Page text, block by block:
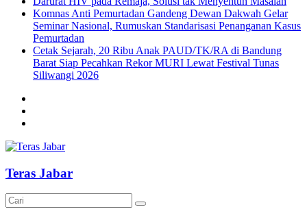
Komnas Anti Pemurtadan Gandeng Dewan Dakwah Gelar
Seminar Nasional, Rumuskan Standarisasi Penanganan Kasus
Pemurtadan
Cetak Sejarah, 20 Ribu Anak PAUD/TK/RA di Bandung
Barat Siap Pecahkan Rekor MURI Lewat Festival Tunas
Siliwangi 2026
Teras Jabar